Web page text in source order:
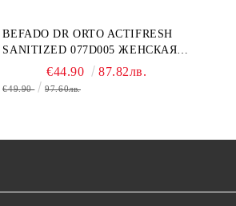
BEFADO DR ORTO ACTIFRESH
SANITIZED 077D005 ЖЕНСКАЯ
€44.90 87.82лв.
€49.90 97.60лв.